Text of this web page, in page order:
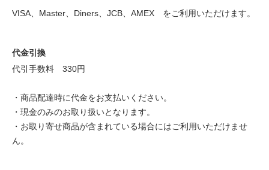
VISA、Master、Diners、JCB、AMEX をご利用いただけます。
代金引換
代引手数料 330円
・商品配達時に代金をお支払いください。
・現金のみのお取り扱いとなります。
・お取り寄せ商品が含まれている場合にはご利用いただけませ
ん。